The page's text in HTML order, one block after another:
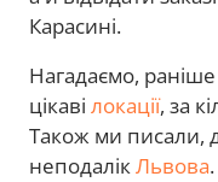
Карасині.
Нагадаємо,
цікаві локації, за
Також ми писали,
неподалікЛьвова.